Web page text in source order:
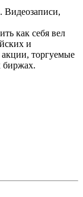
Видеозаписи,
как себя вел
и
торгуемые